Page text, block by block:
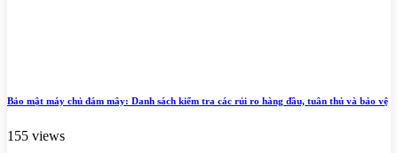
Bảo mật máy chủ đám mây: Danh sách kiểm tra các rủi ro hàng đầu, tuân thủ và bảo vệ
155 views